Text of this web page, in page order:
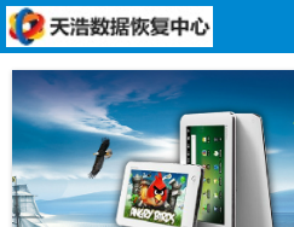
网站导航
关于我们
数据恢复